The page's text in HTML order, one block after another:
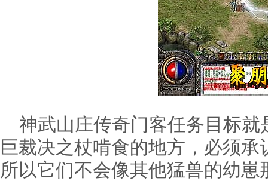
神武山庄传奇门客任务目标就
巨裁决之杖啃食的地方，必须
所以它们不会像其他猛兽的幼